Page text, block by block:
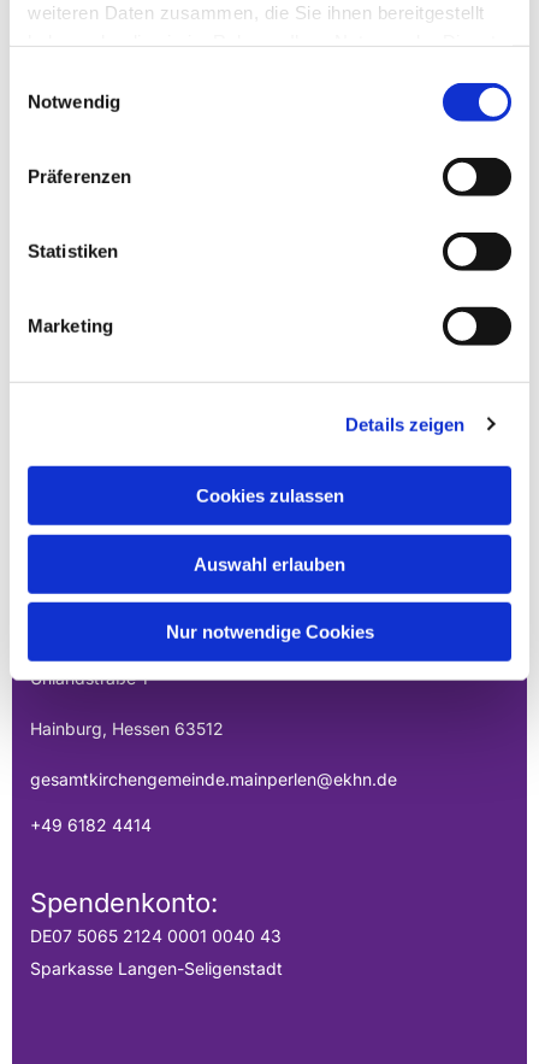
weiteren Daten zusammen, die Sie ihnen bereitgestellt
Notwendig
Präferenzen
Statistiken
Marketing
Details zeigen
Cookies zulassen
Auswahl erlauben
Nur notwendige Cookies
EVANGELISCHE
GESAMTKIRCHENGEMEINDE DER
MAINPERLEN
Uhlandstraße 1
Hainburg, Hessen 63512
gesamtkirchengemeinde.mainperlen@ekhn.de
+49 6182 4414
Spendenkonto:
DE07 5065 2124 0001 0040 43
Sparkasse Langen-Seligenstadt